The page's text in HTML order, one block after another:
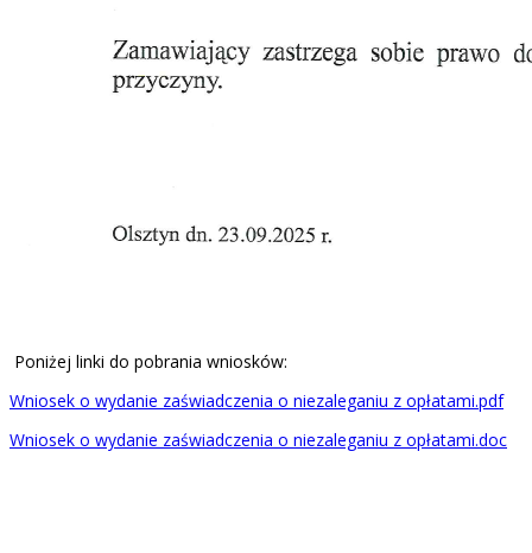
Poniżej linki do pobrania wniosków:
Wniosek o wydanie zaświadczenia o niezaleganiu z opłatami.pdf
Wniosek o wydanie zaświadczenia o niezaleganiu z opłatami.doc